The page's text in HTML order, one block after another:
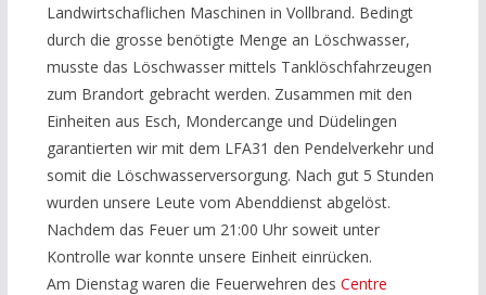
Landwirtschaflichen Maschinen in Vollbrand. Bedingt
durch die grosse benötigte Menge an Löschwasser,
musste das Löschwasser mittels Tanklöschfahrzeugen
zum Brandort gebracht werden. Zusammen mit den
Einheiten aus Esch, Mondercange und Düdelingen
garantierten wir mit dem LFA31 den Pendelverkehr und
somit die Löschwasserversorgung. Nach gut 5 Stunden
wurden unsere Leute vom Abenddienst abgelöst.
Nachdem das Feuer um 21:00 Uhr soweit unter
Kontrolle war konnte unsere Einheit einrücken.
Am Dienstag waren die Feuerwehren des Centre